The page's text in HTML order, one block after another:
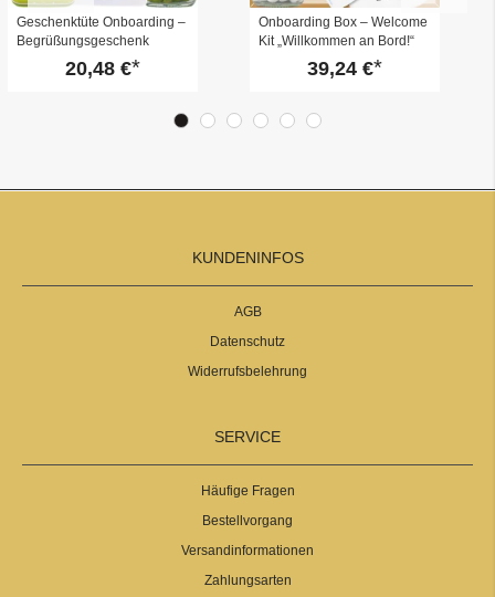
Geschenktüte Onboarding –
Begrüßungsgeschenk
„Willkommen im Team“ (Set
20,48 €
Onboarding Box – Welcome
Kit „Willkommen an Bord!“
39,24 €
KUNDENINFOS
AGB
Datenschutz
Widerrufsbelehrung
SERVICE
Häufige Fragen
Bestellvorgang
Versandinformationen
Zahlungsarten